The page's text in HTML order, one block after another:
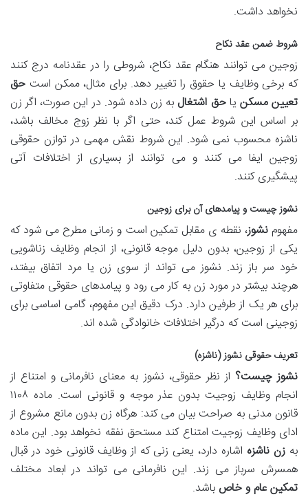
نخواهد داشت.
شروط ضمن عقد نکاح
زوجین می توانند هنگام عقد نکاح، شروطی را در عقدنامه درج کنند
که برخی وظایف یا حقوق را تغییر دهد. برای مثال، ممکن است حق
تعیین مسکن یاحق اشتغال به زن داده شود. در این صورت، اگر زن
بر اساس این شروط عمل کند، حتی اگر با نظر زوج مخالف باشد،
ناشزه محسوب نمی شود. این شروط نقش مهمی در توازن حقوقی
زوجین ایفا می کنند و می توانند از بسیاری از اختلافات آتی
پیشگیری کنند.
نشوز چیست و پیامدهای آن برای زوجین
مفهومنشوز، نقطه ی مقابل تمکین است و زمانی مطرح می شود که
یکی از زوجین، بدون دلیل موجه قانونی، از انجام وظایف زناشویی
خود سر باز زند. نشوز می تواند از سوی زن یا مرد اتفاق بیفتد،
هرچند بیشتر در مورد زن به کار می رود و پیامدهای حقوقی متفاوتی
برای هر یک از طرفین دارد. درک دقیق این مفهوم، گامی اساسی برای
زوجینی است که درگیر اختلافات خانوادگی شده اند.
تعریف حقوقی نشوز (ناشزه)
نشوز چیست؟ از نظر حقوقی، نشوز به معنای نافرمانی و امتناع از
انجام وظایف زوجیت بدون عذر موجه و قانونی است. ماده ۱۱۰۸
قانون مدنی به صراحت بیان می کند: هرگاه زن بدون مانع مشروع از
ادای وظایف زوجیت امتناع کند مستحق نفقه نخواهد بود. این ماده
به زن ناشزه اشاره دارد، یعنی زنی که از وظایف قانونی خود در قبال
همسرش سرباز می زند. این نافرمانی می تواند در ابعاد مختلف
تمکین عام و خاص باشد.